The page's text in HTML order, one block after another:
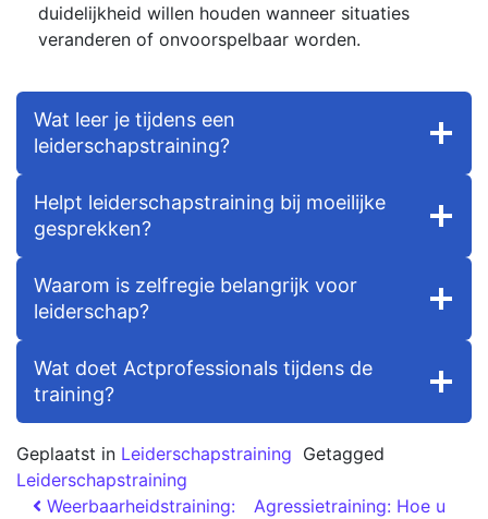
duidelijkheid willen houden wanneer situaties
veranderen of onvoorspelbaar worden.
Wat leer je tijdens een
leiderschapstraining?
Helpt leiderschapstraining bij moeilijke
gesprekken?
Waarom is zelfregie belangrijk voor
leiderschap?
Wat doet Actprofessionals tijdens de
training?
Geplaatst in Leiderschapstraining Getagged
Leiderschapstraining
Weerbaarheidstraining:
Agressietraining: Hoe u